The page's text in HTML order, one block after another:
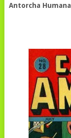
Antorcha Humana